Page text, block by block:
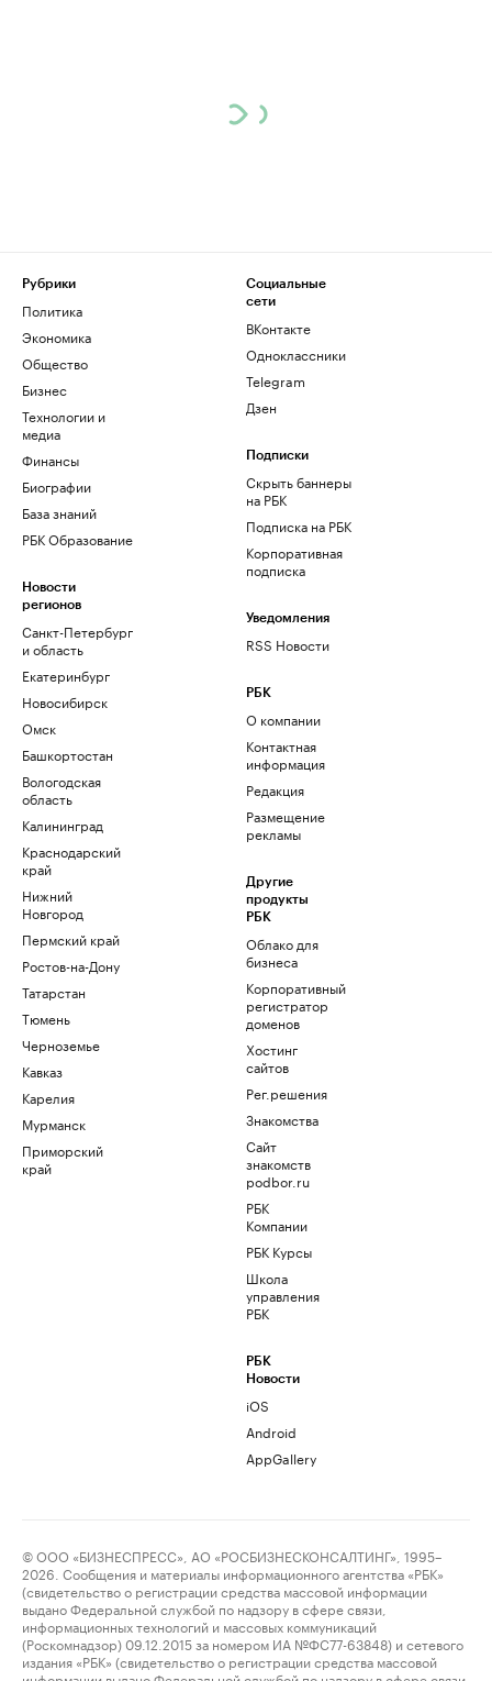
Рубрики
Политика
Экономика
Общество
Бизнес
Технологии и
медиа
Финансы
Биографии
База знаний
РБК Образование
Новости
регионов
Санкт-Петербург
и область
Екатеринбург
Новосибирск
Омск
Башкортостан
Вологодская
область
Калининград
Краснодарский
край
Нижний
Новгород
Пермский край
Ростов-на-Дону
Татарстан
Тюмень
Черноземье
Кавказ
Карелия
Мурманск
Приморский
край
Социальные
сети
ВКонтакте
Одноклассники
Telegram
Дзен
Подписки
Скрыть баннеры
на РБК
Подписка на РБК
Корпоративная
подписка
Уведомления
RSS Новости
РБК
О компании
Контактная
информация
Редакция
Размещение
рекламы
Другие
продукты
РБК
Облако для
бизнеса
Корпоративный
регистратор
доменов
Хостинг
сайтов
Рег.решения
Знакомства
Сайт
знакомств
podbor.ru
РБК
Компании
РБК Курсы
Школа
управления
РБК
РБК
Новости
iOS
Android
AppGallery
© ООО «БИЗНЕСПРЕСС», АО «РОСБИЗНЕСКОНСАЛТИНГ», 1995–
2026. Сообщения и материалы информационного агентства «РБК»
(свидетельство о регистрации средства массовой информации
выдано Федеральной службой по надзору в сфере связи,
информационных технологий и массовых коммуникаций
(Роскомнадзор) 09.12.2015 за номером ИА №ФС77-63848) и сетевого
издания «РБК» (свидетельство о регистрации средства массовой